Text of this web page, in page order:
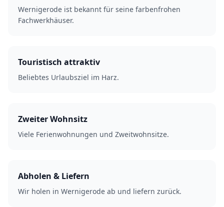
Wernigerode ist bekannt für seine farbenfrohen
Fachwerkhäuser.
Touristisch attraktiv
Beliebtes Urlaubsziel im Harz.
Zweiter Wohnsitz
Viele Ferienwohnungen und Zweitwohnsitze.
Abholen & Liefern
Wir holen in Wernigerode ab und liefern zurück.